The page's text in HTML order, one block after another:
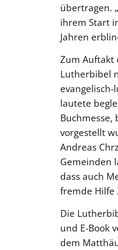
übertragen.
ihrem Start
Jahren
Zum Auftakt
Lutherbibel
lautete
vorgestellt
Andreas
Gemeinden
dass auch
fremde Hilfe
Die
und E-Book
dem